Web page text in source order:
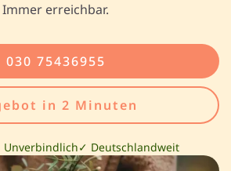
Immer erreichbar.
030 75436955
in 2 Minuten
Unverbindlich✓ Deutschlandweit